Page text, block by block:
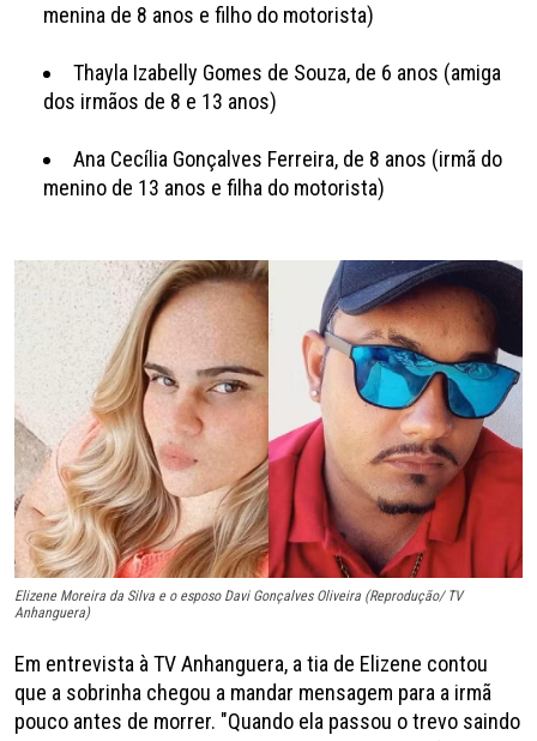
menina de 8 anos e filho do motorista)
Thayla Izabelly Gomes de Souza, de 6 anos (amiga
dos irmãos de 8 e 13 anos)
Ana Cecília Gonçalves Ferreira, de 8 anos (irmã do
menino de 13 anos e filha do motorista)
Elizene Moreira da Silva e o esposo Davi Gonçalves Oliveira (Reprodução/ TV
Anhanguera)
Em entrevista à TV Anhanguera, a tia de Elizene contou
que a sobrinha chegou a mandar mensagem para a irmã
pouco antes de morrer. "Quando ela passou o trevo saindo